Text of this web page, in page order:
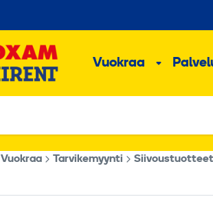
Vuokraa
Vuokraa Tarvikemyynti Siivoustuotteet